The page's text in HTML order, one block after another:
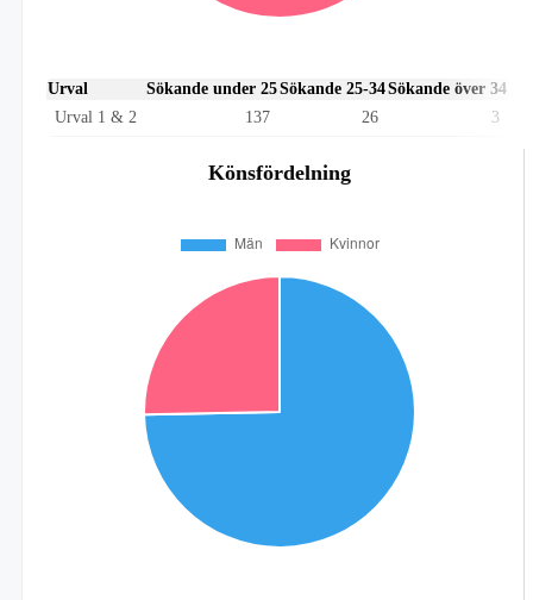
Urval Sökande under 25Sökande 25-34Sökande över 34
Urval 1 & 2
137 26 3
Könsfördelning